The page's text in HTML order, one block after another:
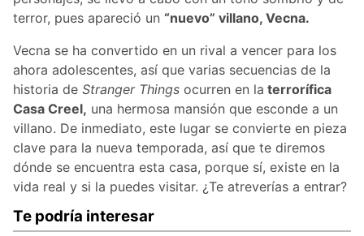
terror, pues apareció un “nuevo” villano, Vecna.
Vecna se ha convertido en un rival a vencer para los
ahora adolescentes, así que varias secuencias de la
historia de Stranger Things ocurren en la terrorífica
Casa Creel, una hermosa mansión que esconde a un
villano. De inmediato, este lugar se convierte en pieza
clave para la nueva temporada, así que te diremos
dónde se encuentra esta casa, porque sí, existe en la
vida real y si la puedes visitar. ¿Te atreverías a entrar?
Te podría interesar